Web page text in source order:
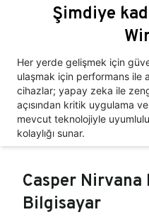
Şimdiye
Her yerde gelişmek için
ulaşmak için performans ile
cihazlar; yapay zeka ile
açısından kritik uygulama
mevcut teknolojiyle
kolaylığı sunar.
Casper
Bilgisayar